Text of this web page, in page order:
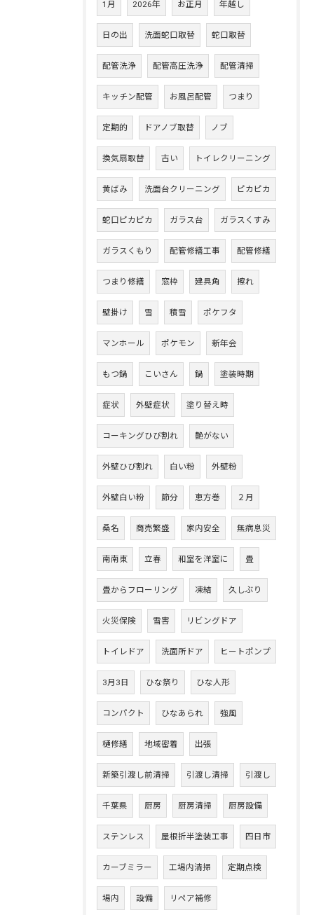
1月 2026年 お正月 年越し
日の出 洗面蛇口取替 蛇口取替
配管洗浄 配管高圧洗浄 配管清掃
キッチン配管 お風呂配管 つまり
定期的 ドアノブ取替 ノブ
換気扇取替 古い トイレクリーニング
黄ばみ 洗面台クリーニング ピカピカ
蛇口ピカピカ ガラス台 ガラスくすみ
ガラスくもり 配管修繕工事 配管修繕
つまり修繕 窓枠 建具角 擦れ
壁掛け 雪 積雪 ポケフタ
マンホール ポケモン 新年会
もつ鍋 こいさん 鍋 塗装時期
症状 外壁症状 塗り替え時
コーキングひび割れ 艶がない
外壁ひび割れ 白い粉 外壁粉
外壁白い粉 節分 恵方巻 ２月
桑名 商売繁盛 家内安全 無病息災
南南東 立春 和室を洋室に 畳
畳からフローリング 凍結 久しぶり
火災保険 雪害 リビングドア
トイレドア 洗面所ドア ヒートポンプ
3月3日 ひな祭り ひな人形
コンパクト ひなあられ 強風
樋修繕 地域密着 出張
新築引渡し前清掃 引渡し清掃 引渡し
千葉県 厨房 厨房清掃 厨房設備
ステンレス 屋根折半塗装工事 四日市
カーブミラー 工場内清掃 定期点検
場内 設備 リペア補修